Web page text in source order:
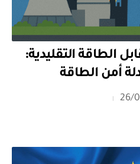
الطاقة التقليدية:
أمن الطاقة